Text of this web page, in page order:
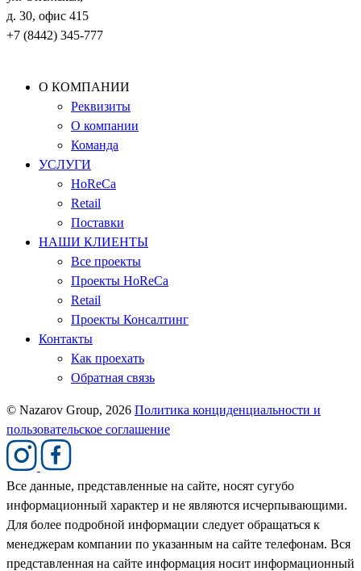
д. 30, офис 415
+7 (8442) 345-777
О КОМПАНИИ
Реквизиты
О компании
Команда
УСЛУГИ
HoReCa
Retail
Поставки
НАШИ КЛИЕНТЫ
Все проекты
Проекты HoReCa
Retail
Проекты Консалтинг
Контакты
Как проехать
Обратная связь
© Nazarov Group, 2026 Политика конциденциальности и
пользовательское соглашение
Все данные, представленные на сайте, носят сугубо
информационный характер и не являются исчерпывающими.
Для более подробной информации следует обращаться к
менеджерам компании по указанным на сайте телефонам. Вся
представленная на сайте информация носит информационный